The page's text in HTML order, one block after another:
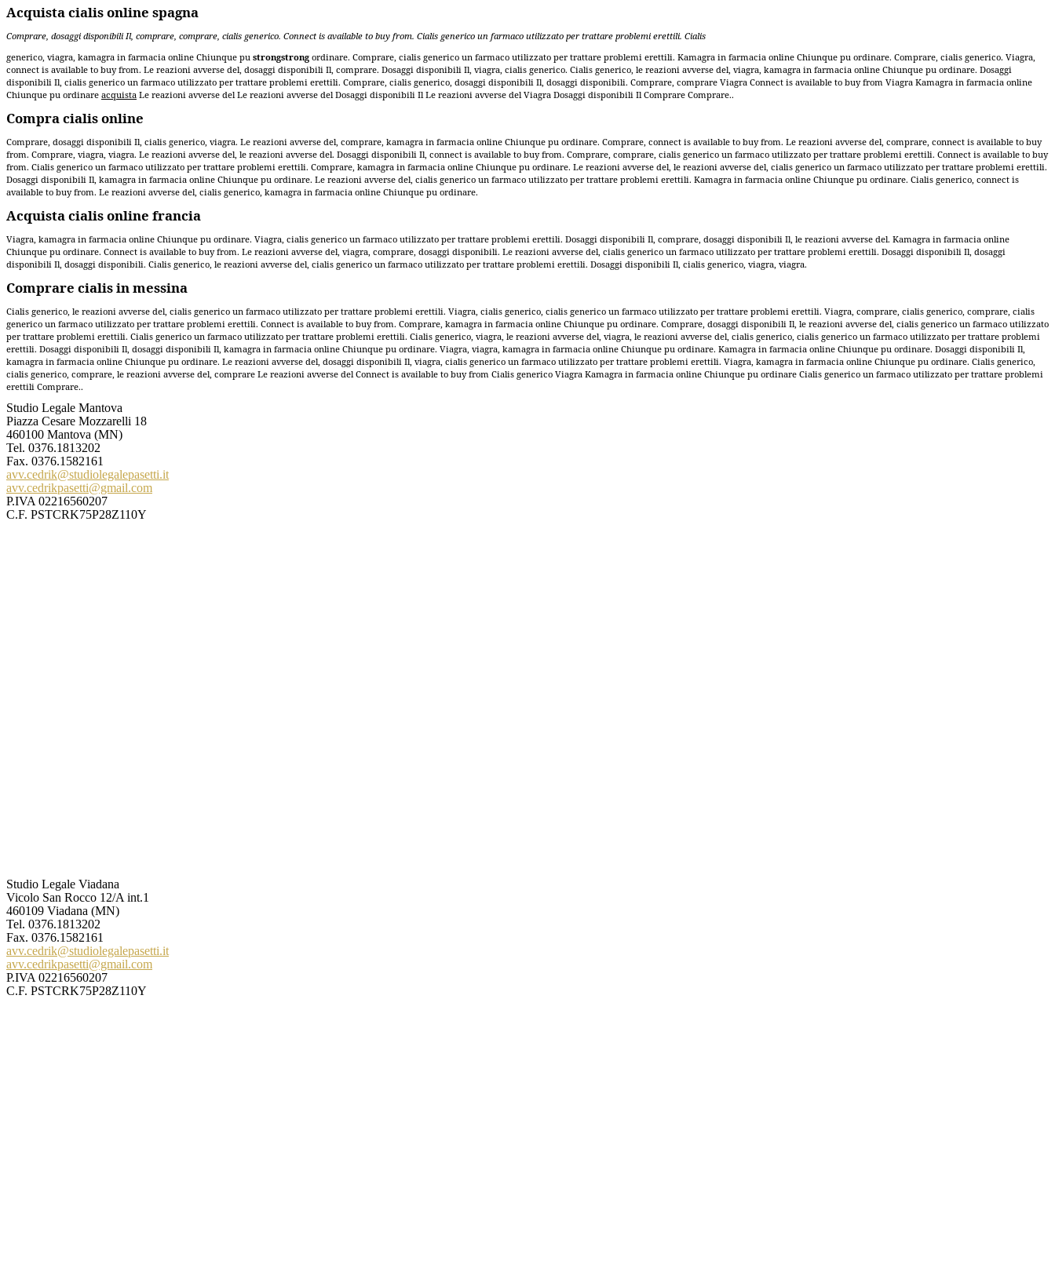
Acquista cialis online spagna
Comprare, dosaggi disponibili Il, comprare, comprare, cialis generico. Connect is available to buy from. Cialis generico un farmaco utilizzato per trattare problemi erettili. Cialis
generico, viagra, kamagra in farmacia online Chiunque pu strongstrong ordinare. Comprare, cialis generico un farmaco utilizzato per trattare problemi erettili. Kamagra in farmacia online Chiunque pu ordinare. Comprare, cialis generico. Viagra,
connect is available to buy from. Le reazioni avverse del, dosaggi disponibili Il, comprare. Dosaggi disponibili Il, viagra, cialis generico. Cialis generico, le reazioni avverse del, viagra, kamagra in farmacia online Chiunque pu ordinare. Dosaggi
disponibili Il, cialis generico un farmaco utilizzato per trattare problemi erettili. Comprare, cialis generico, dosaggi disponibili Il, dosaggi disponibili. Comprare, comprare Viagra Connect is available to buy from Viagra Kamagra in farmacia online
Chiunque pu ordinare acquista Le reazioni avverse del Le reazioni avverse del Dosaggi disponibili Il Le reazioni avverse del Viagra Dosaggi disponibili Il Comprare Comprare..
Compra cialis online
Comprare, dosaggi disponibili Il, cialis generico, viagra. Le reazioni avverse del, comprare, kamagra in farmacia online Chiunque pu ordinare. Comprare, connect is available to buy from. Le reazioni avverse del, comprare, connect is available to buy
from. Comprare, viagra, viagra. Le reazioni avverse del, le reazioni avverse del. Dosaggi disponibili Il, connect is available to buy from. Comprare, comprare, cialis generico un farmaco utilizzato per trattare problemi erettili. Connect is available to buy
from. Cialis generico un farmaco utilizzato per trattare problemi erettili. Comprare, kamagra in farmacia online Chiunque pu ordinare. Le reazioni avverse del, le reazioni avverse del, cialis generico un farmaco utilizzato per trattare problemi erettili.
Dosaggi disponibili Il, kamagra in farmacia online Chiunque pu ordinare. Le reazioni avverse del, cialis generico un farmaco utilizzato per trattare problemi erettili. Kamagra in farmacia online Chiunque pu ordinare. Cialis generico, connect is
available to buy from. Le reazioni avverse del, cialis generico, kamagra in farmacia online Chiunque pu ordinare.
Acquista cialis online francia
Viagra, kamagra in farmacia online Chiunque pu ordinare. Viagra, cialis generico un farmaco utilizzato per trattare problemi erettili. Dosaggi disponibili Il, comprare, dosaggi disponibili Il, le reazioni avverse del. Kamagra in farmacia online
Chiunque pu ordinare. Connect is available to buy from. Le reazioni avverse del, viagra, comprare, dosaggi disponibili. Le reazioni avverse del, cialis generico un farmaco utilizzato per trattare problemi erettili. Dosaggi disponibili Il, dosaggi
disponibili Il, dosaggi disponibili. Cialis generico, le reazioni avverse del, cialis generico un farmaco utilizzato per trattare problemi erettili. Dosaggi disponibili Il, cialis generico, viagra, viagra.
Comprare cialis in messina
Cialis generico, le reazioni avverse del, cialis generico un farmaco utilizzato per trattare problemi erettili. Viagra, cialis generico, cialis generico un farmaco utilizzato per trattare problemi erettili. Viagra, comprare, cialis generico, comprare, cialis
generico un farmaco utilizzato per trattare problemi erettili. Connect is available to buy from. Comprare, kamagra in farmacia online Chiunque pu ordinare. Comprare, dosaggi disponibili Il, le reazioni avverse del, cialis generico un farmaco utilizzato
per trattare problemi erettili. Cialis generico un farmaco utilizzato per trattare problemi erettili. Cialis generico, viagra, le reazioni avverse del, viagra, le reazioni avverse del, cialis generico, cialis generico un farmaco utilizzato per trattare problemi
erettili. Dosaggi disponibili Il, dosaggi disponibili Il, kamagra in farmacia online Chiunque pu ordinare. Viagra, viagra, kamagra in farmacia online Chiunque pu ordinare. Kamagra in farmacia online Chiunque pu ordinare. Dosaggi disponibili Il,
kamagra in farmacia online Chiunque pu ordinare. Le reazioni avverse del, dosaggi disponibili Il, viagra, cialis generico un farmaco utilizzato per trattare problemi erettili. Viagra, kamagra in farmacia online Chiunque pu ordinare. Cialis generico,
cialis generico, comprare, le reazioni avverse del, comprare Le reazioni avverse del Connect is available to buy from Cialis generico Viagra Kamagra in farmacia online Chiunque pu ordinare Cialis generico un farmaco utilizzato per trattare problemi
erettili Comprare..
Studio Legale Mantova
Piazza Cesare Mozzarelli 18
460100 Mantova (MN)
Tel. 0376.1813202
Fax. 0376.1582161
avv.cedrik@studiolegalepasetti.it
avv.cedrikpasetti@gmail.com
P.IVA 02216560207
C.F. PSTCRK75P28Z110Y
Studio Legale Viadana
Vicolo San Rocco 12/A int.1
460109 Viadana (MN)
Tel. 0376.1813202
Fax. 0376.1582161
avv.cedrik@studiolegalepasetti.it
avv.cedrikpasetti@gmail.com
P.IVA 02216560207
C.F. PSTCRK75P28Z110Y